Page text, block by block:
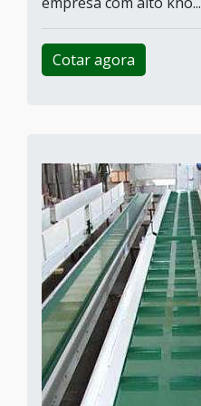
Cotar agora